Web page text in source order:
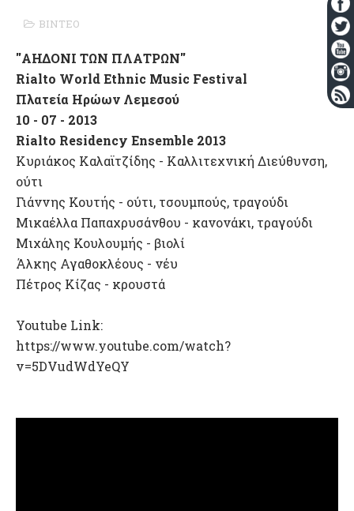
ΒΙΝΤΕΟ
''ΑΗΔΟΝΙ ΤΩΝ ΠΛΑΤΡΩΝ''
Rialto World Ethnic Music Festival
Πλατεία Ηρώων Λεμεσού
10 - 07 - 2013
Rialto Residency Ensemble 2013
Κυριάκος Καλαϊτζίδης - Καλλιτεχνική Διεύθυνση,
ούτι
Γιάννης Κουτής - ούτι, τσουμπούς, τραγούδι
Μικαέλλα Παπαχρυσάνθου - κανονάκι, τραγούδι
Μιχάλης Κουλουμής - βιολί
Άλκης Αγαθοκλέους - νέυ
Πέτρος Κίζας - κρουστά
Youtube Link:
https://www.youtube.com/watch?
v=5DVudWdYeQY